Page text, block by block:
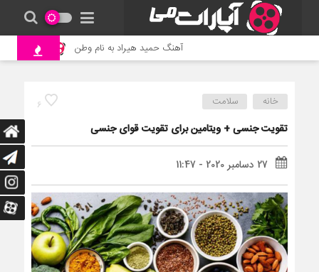
آهنگ حمید هیراد به نام وطن جنگ و نبرد
6 خانه سلامت
تقویت جنسی + ویتامین برای تقویت قوای جنسی
27 دسامبر 2020 - 11:47